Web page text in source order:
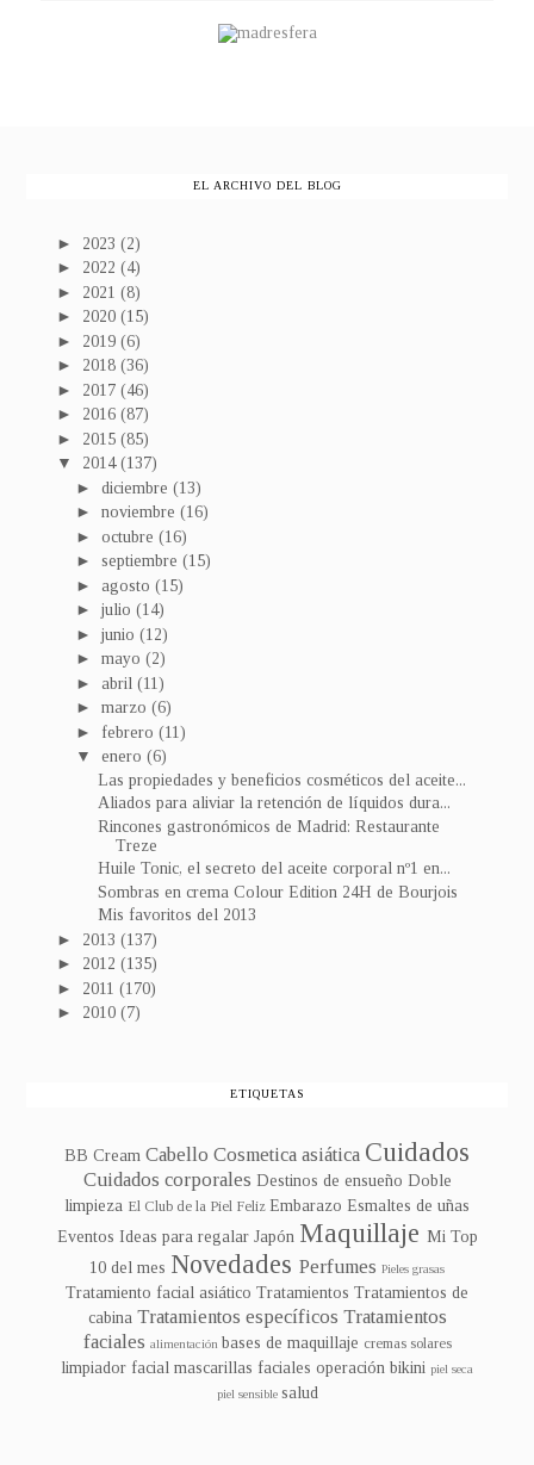
EL ARCHIVO DEL BLOG
► 2023 (2)
► 2022 (4)
► 2021 (8)
► 2020 (15)
► 2019 (6)
► 2018 (36)
► 2017 (46)
► 2016 (87)
► 2015 (85)
▼ 2014 (137)
►diciembre(13)
►noviembre(16)
►octubre(16)
►septiembre(15)
►agosto(15)
►julio(14)
►junio(12)
►mayo(2)
►abril(11)
►marzo(6)
► febrero(11)
▼enero(6)
Las propiedades y beneficios cosméticos del aceite...
Aliados para aliviar la retención de líquidos dura...
Rincones gastronómicos de Madrid: Restaurante
Treze
Huile Tonic, el secreto del aceite corporal nº1 en...
Sombras en crema Colour Edition 24H de Bourjois
Mis favoritos del 2013
► 2013 (137)
► 2012 (135)
► 2011 (170)
► 2010 (7)
ETIQUETAS
BB Cream Cabello Cosmetica asiática Cuidados
Cuidados corporales Destinos de ensueño Doble
limpieza El Club de la Piel Feliz Embarazo Esmaltes de uñas
Eventos Ideas para regalar Japón Maquillaje Mi Top
10 del mes Novedades Perfumes Pieles grasas
Tratamiento facial asiático Tratamientos Tratamientos de
cabina Tratamientos específicos Tratamientos
faciales alimentación bases de maquillaje cremas solares
limpiador facial mascarillas faciales operación bikini piel seca
piel sensible salud